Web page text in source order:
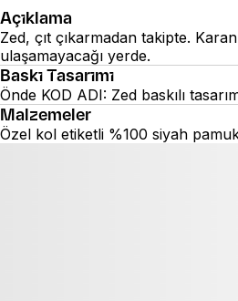
Açıklama
Zed, çıt çıkarmadan takipte.
ulaşamayacağı yerde.
Baskı Tasarımı
Önde KOD ADI: Zed baskılı
Malzemeler
Özel kol etiketli %100 siyah